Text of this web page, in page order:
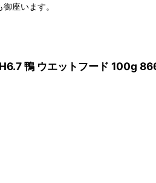
座います。
鴨 ウエットフード 100g